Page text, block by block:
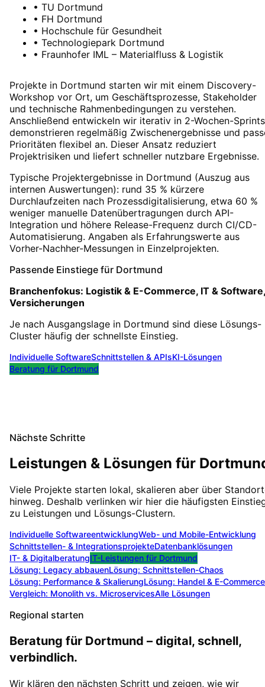
• TU Dortmund
• FH Dortmund
• Hochschule für Gesundheit
• Technologiepark Dortmund
• Fraunhofer IML – Materialfluss & Logistik
Projekte in Dortmund starten wir mit einem Discovery-
Workshop vor Ort, um Geschäftsprozesse, Stakeholder
und technische Rahmenbedingungen zu verstehen.
Anschließend entwickeln wir iterativ in 2-Wochen-
demonstrieren regelmäßig Zwischenergebnisse und
Prioritäten flexibel an. Dieser Ansatz reduziert
Projektrisiken und liefert schneller nutzbare Ergebnisse.
Typische Projektergebnisse in Dortmund (Auszug aus
internen Auswertungen): rund 35 % kürzere
Durchlaufzeiten nach Prozessdigitalisierung, etwa 60 %
weniger manuelle Datenübertragungen durch API-
Integration und höhere Release-Frequenz durch CI/CD-
Automatisierung. Angaben als Erfahrungswerte aus
Vorher-Nachher-Messungen in Einzelprojekten.
Passende Einstiege für Dortmund
Branchenfokus: Logistik & E-Commerce, IT & Software,
Versicherungen
Je nach Ausgangslage in Dortmund sind diese Lösungs-
Cluster häufig der schnellste Einstieg.
Individuelle SoftwareSchnittstellen & APIsKI-Lösungen
Beratung für Dortmund
Nächste Schritte
Leistungen & Lösungen für
Viele Projekte starten lokal, skalieren aber über
hinweg. Deshalb verlinken wir hier die häufigsten
zu Leistungen und Lösungs-Clustern.
Individuelle SoftwareentwicklungWeb- und Mobile-Entwicklung
Schnittstellen- & IntegrationsprojekteDatenbanklösungen
IT- & DigitalberatungIT-Leistungen für Dortmund
Lösung: Legacy abbauenLösung: Schnittstellen-Chaos
Lösung: Performance & SkalierungLösung: Handel & E-Commerce
Vergleich: Monolith vs. MicroservicesAlle Lösungen
Regional starten
Beratung für Dortmund – digital, schnell,
verbindlich.
Wir klären den nächsten Schritt und zeigen, wie wir